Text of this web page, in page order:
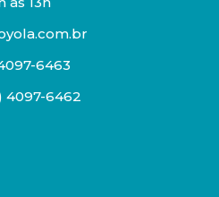
6463
4097-6462